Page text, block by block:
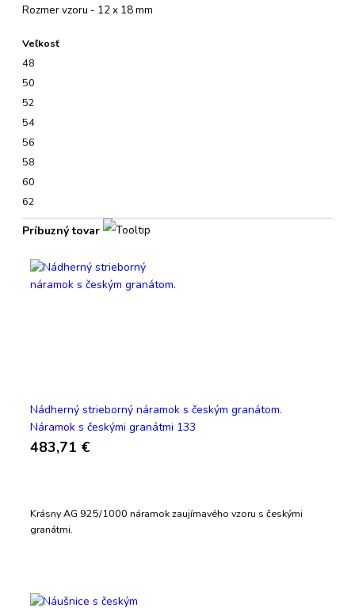
Rozmer vzoru - 12 x 18 mm
Veľkosť
48
50
52
54
56
58
60
62
Príbuzný tovar
Nádherný strieborný náramok s českým granátom.
Náramok s českými granátmi 133
483,71 €
Krásny AG 925/1000 náramok zaujímavého vzoru s českými
granátmi.